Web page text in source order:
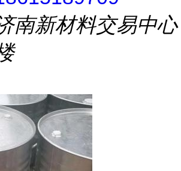
南新材料交易中心